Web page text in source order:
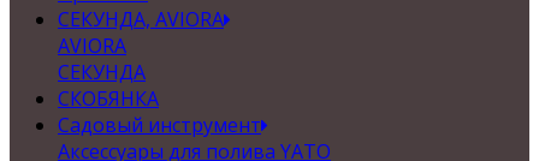
СЕКУНДА, AVIORA
AVIORA
СЕКУНДА
СКОБЯНКА
Садовый инструмент
Аксессуары для полива YATO